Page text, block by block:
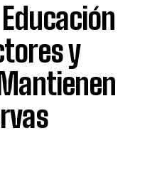
y